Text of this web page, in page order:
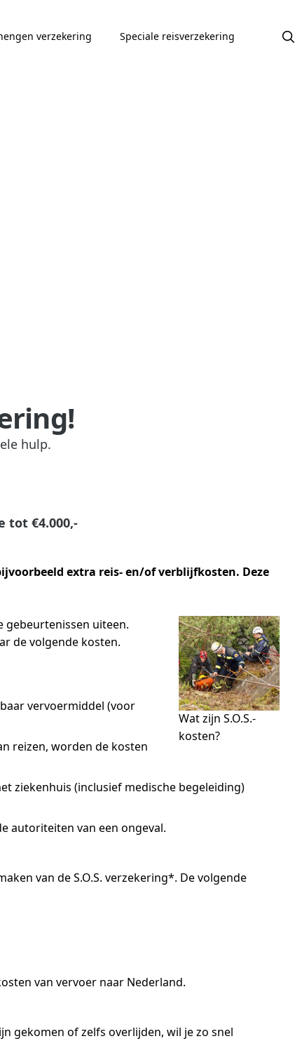
verzekering Speciale reisverzekering
hulp.
tot €4.000,-
extra reis- en/of verblijfkosten. Deze
Wat zijn S.O.S.-
kosten?
gebeurtenissen uiteen.
de volgende kosten.
vervoermiddel (voor
reizen, worden de kosten
ziekenhuis (inclusief medische begeleiding)
autoriteiten van een ongeval.
van de S.O.S. verzekering*. De volgende
van vervoer naar Nederland.
gekomen of zelfs overlijden, wil je zo snel